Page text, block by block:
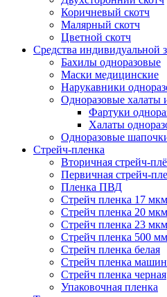
Коричневый скотч
Малярный скотч
Цветной скотч
Средства индивидуальной
Бахилы одноразовые
Маски медицинские
Нарукавники
Одноразовые халаты
Фартуки
Халаты
Одноразовые
Стрейч-пленка
Вторичная стрейч-
Первичная стрейч-
Пленка ПВД
Стрейч пленка 17 мкм
Стрейч пленка 20 мкм
Стрейч пленка 23 мкм
Стрейч пленка 500 мм
Стрейч пленка белая
Стрейч пленка
Стрейч пленка черная
Упаковочная пленка